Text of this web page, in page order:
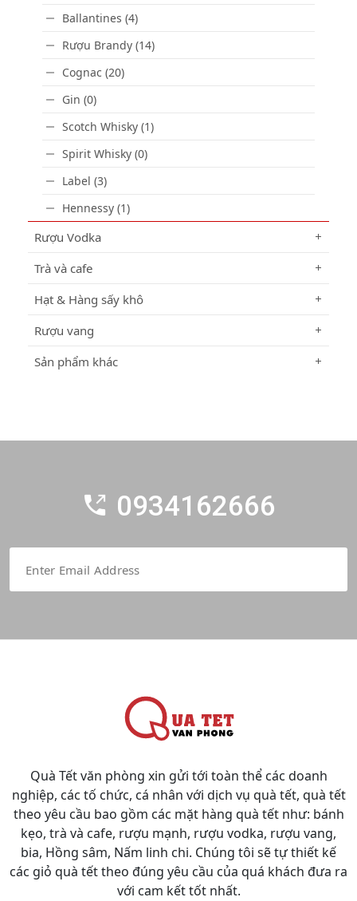
Ballantines (4)
Rượu Brandy (14)
Cognac (20)
Gin (0)
Scotch Whisky (1)
Spirit Whisky (0)
Label (3)
Hennessy (1)
Rượu Vodka
Trà và cafe
Hạt & Hàng sấy khô
Rượu vang
Sản phẩm khác
0934162666
Quà Tết văn phòng xin gửi tới toàn thể các doanh
nghiệp, các tố chức, cá nhân với dịch vụ quà tết, quà tết
theo yêu cầu bao gồm các mặt hàng quà tết như: bánh
kẹo, trà và cafe, rượu mạnh, rượu vodka, rượu vang,
bia, Hồng sâm, Nấm linh chi. Chúng tôi sẽ tự thiết kế
các giỏ quà tết theo đúng yêu cầu của quá khách đưa ra
với cam kết tốt nhất.